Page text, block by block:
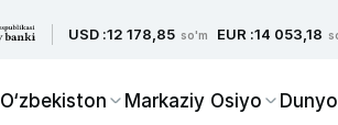
USD :12 178,85 so'm EUR :14 053,18
O‘zbekiston Markaziy Osiyo Dunyo